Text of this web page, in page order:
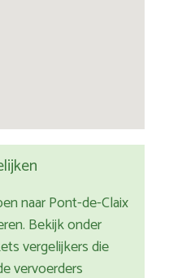
naar Pont-de-Claix
Bekijk onder
vergelijkers die
vervoerders